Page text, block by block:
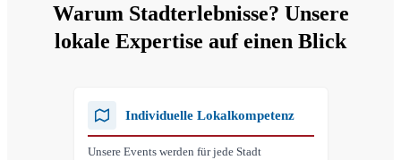
Warum Stadterlebnisse? Unsere
lokale Expertise auf einen Blick
Individuelle Lokalkompetenz
Unsere Events werden für jede Stadt